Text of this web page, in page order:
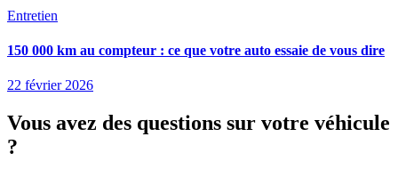
Entretien
150 000 km au compteur : ce que votre auto essaie de vous dire
22 février 2026
Vous avez des questions sur votre véhicule
?